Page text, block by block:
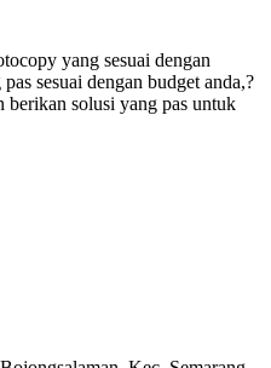
yang sesuai dengan
sesuai dengan budget anda,?
solusi yang pas untuk